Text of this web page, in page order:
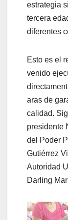
estrategia
tercera
diferentes
Esto es el
venido
aras de
calidad.
presidente
del Poder
Gutiérrez
Autoridad
Darling